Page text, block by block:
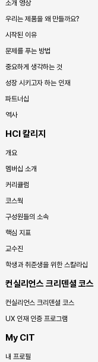
소개 영상
우리는 제품을 왜 만들까요?
시작된 이유
문제를 푸는 방법
중요하게 생각하는 것
성장 시키고자 하는 인재
파트너십
역사
HCI 칼리지
개요
멤버십 소개
커리큘럼
코스웍
구성원들의 소속
핵심 지표
교수진
학생과 취준생을 위한 스칼라십
컨실리언스 크리덴셜 코스
컨실리언스 크리덴셜 코스
UX 인재 인증 프로그램
My CIT
내 프로필